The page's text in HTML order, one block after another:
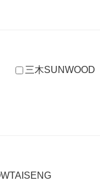
三木SUNWOOD